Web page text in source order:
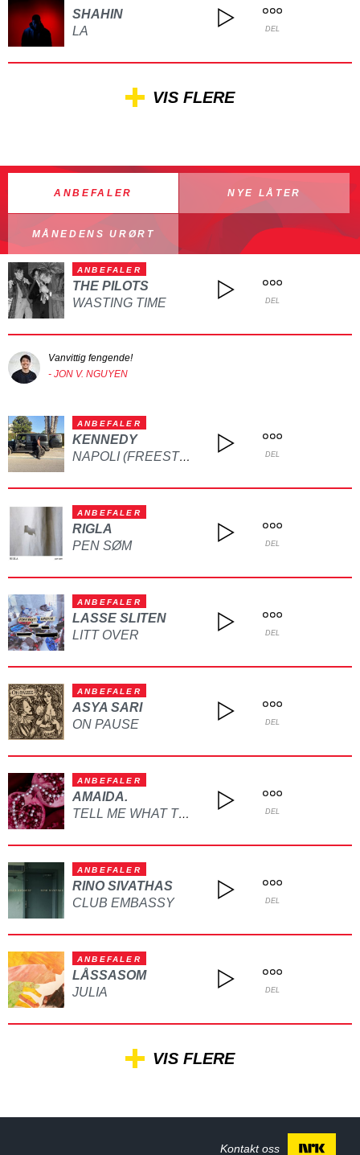
SHAHIN
LA
DEL
VIS FLERE
ANBEFALER NYE LÅTER
MÅNEDENS URØRT
ANBEFALER
THE PILOTS
WASTING TIME
DEL
Vanvittig fengende!
- JON V. NGUYEN
ANBEFALER
KENNEDY
NAPOLI (FREESTYLE) DEL
ANBEFALER
RIGLA
PEN SØM
DEL
ANBEFALER
LASSE SLITEN
LITT OVER
DEL
ANBEFALER
ASYA SARI
ON PAUSE
DEL
ANBEFALER
AMAIDA.
TELL ME WHAT TO DO DEL
ANBEFALER
RINO SIVATHAS
CLUB EMBASSY
DEL
ANBEFALER
LÅSSASOM
JULIA
DEL
VIS FLERE
Kontakt oss